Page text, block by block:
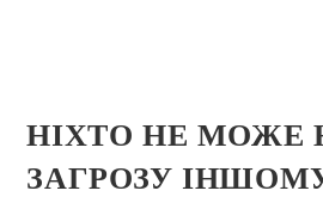
НІХТО НЕ МОЖЕ
ЗАГРОЗУ